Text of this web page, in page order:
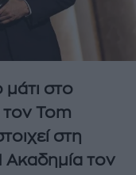
μάτι στο
Tom
στη
Ακαδημία τον